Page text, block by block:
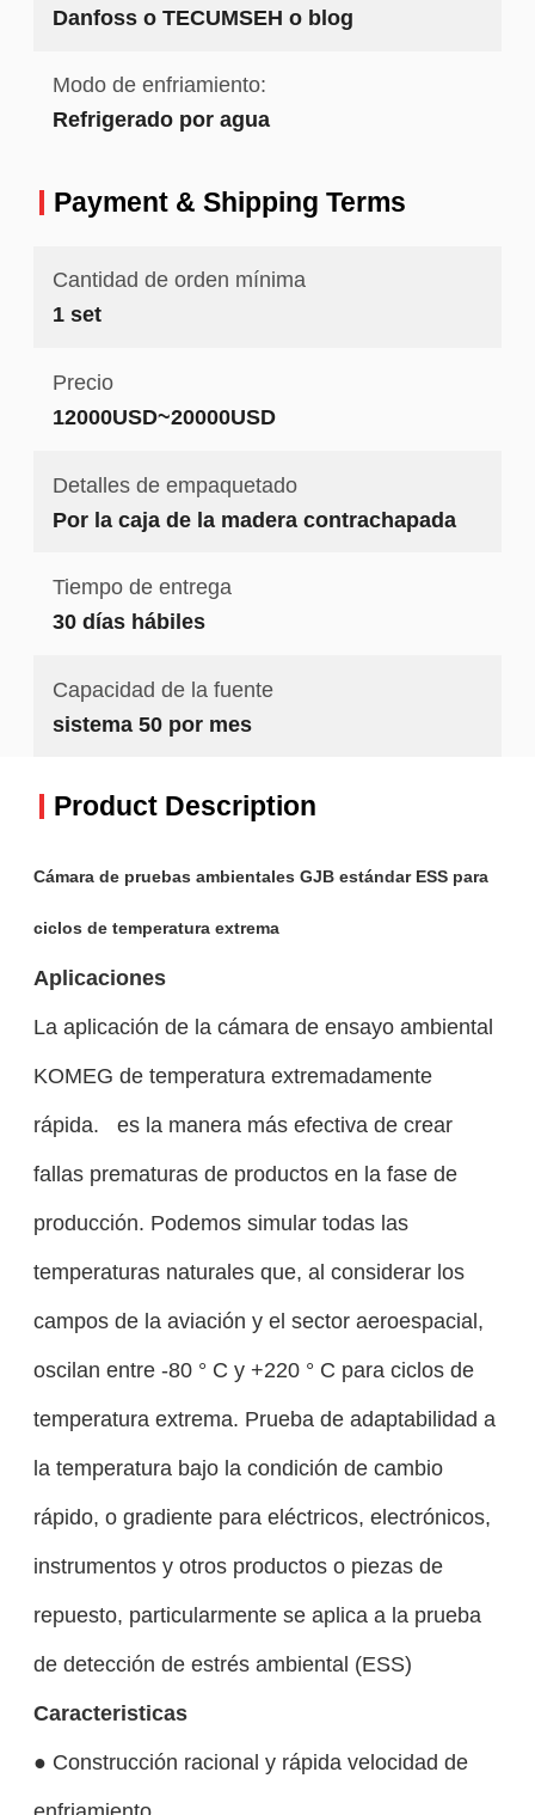
Danfoss o TECUMSEH o blog
Modo de enfriamiento:
Refrigerado por agua
Payment & Shipping Terms
Cantidad de orden mínima
1 set
Precio
12000USD~20000USD
Detalles de empaquetado
Por la caja de la madera contrachapada
Tiempo de entrega
30 días hábiles
Capacidad de la fuente
sistema 50 por mes
Product Description
Cámara de pruebas ambientales GJB estándar ESS para
ciclos de temperatura extrema
Aplicaciones
La aplicación de la cámara de ensayo ambiental
KOMEG de temperatura extremadamente
rápida.
es la manera más efectiva de crear
fallas prematuras de productos en la fase de
producción. Podemos simular todas las
temperaturas naturales que, al considerar los
campos de la aviación y el sector aeroespacial,
oscilan entre -80 ° C y +220 ° C para ciclos de
temperatura extrema. Prueba de adaptabilidad a
la temperatura bajo la condición de cambio
rápido, o gradiente para eléctricos, electrónicos,
instrumentos y otros productos o piezas de
repuesto, particularmente se aplica a la prueba
de detección de estrés ambiental (ESS)
Caracteristicas
● Construcción racional y rápida velocidad de